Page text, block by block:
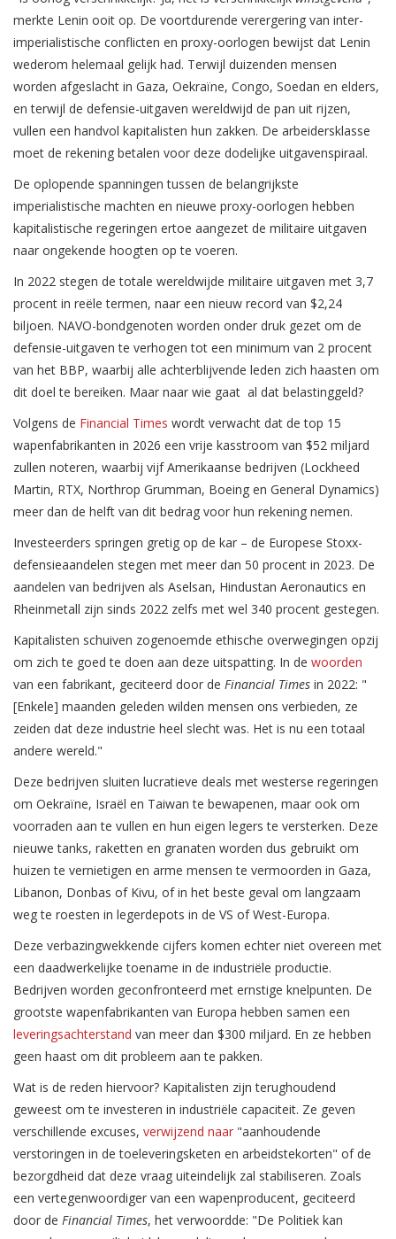
merkte Lenin ooit op. De voortdurende verergering van inter-
imperialistische conflicten en proxy-oorlogen bewijst dat Lenin
wederom helemaal gelijk had. Terwijl duizenden mensen
worden afgeslacht in Gaza, Oekraïne, Congo, Soedan en elders,
en terwijl de defensie-uitgaven wereldwijd de pan uit rijzen,
vullen een handvol kapitalisten hun zakken. De arbeidersklasse
moet de rekening betalen voor deze dodelijke uitgavenspiraal.
De oplopende spanningen tussen de belangrijkste
imperialistische machten en nieuwe proxy-oorlogen hebben
kapitalistische regeringen ertoe aangezet de militaire uitgaven
naar ongekende hoogten op te voeren.
In 2022 stegen de totale wereldwijde militaire uitgaven met 3,7
procent in reële termen, naar een nieuw record van $2,24
biljoen. NAVO-bondgenoten worden onder druk gezet om de
defensie-uitgaven te verhogen tot een minimum van 2 procent
van het BBP, waarbij alle achterblijvende leden zich haasten om
dit doel te bereiken. Maar naar wie gaat al dat belastinggeld?
Volgens de Financial Times wordt verwacht dat de top 15
wapenfabrikanten in 2026 een vrije kasstroom van $52 miljard
zullen noteren, waarbij vijf Amerikaanse bedrijven (Lockheed
Martin, RTX, Northrop Grumman, Boeing en General Dynamics)
meer dan de helft van dit bedrag voor hun rekening nemen.
Investeerders springen gretig op de kar – de Europese Stoxx-
defensieaandelen stegen met meer dan 50 procent in 2023. De
aandelen van bedrijven als Aselsan, Hindustan Aeronautics en
Rheinmetall zijn sinds 2022 zelfs met wel 340 procent gestegen.
Kapitalisten schuiven zogenoemde ethische overwegingen opzij
om zich te goed te doen aan deze uitspatting. In de woorden
van een fabrikant, geciteerd door de Financial Times in 2022: "
[Enkele] maanden geleden wilden mensen ons verbieden, ze
zeiden dat deze industrie heel slecht was. Het is nu een totaal
andere wereld."
Deze bedrijven sluiten lucratieve deals met westerse regeringen
om Oekraïne, Israël en Taiwan te bewapenen, maar ook om
voorraden aan te vullen en hun eigen legers te versterken. Deze
nieuwe tanks, raketten en granaten worden dus gebruikt om
huizen te vernietigen en arme mensen te vermoorden in Gaza,
Libanon, Donbas of Kivu, of in het beste geval om langzaam
weg te roesten in legerdepots in de VS of West-Europa.
Deze verbazingwekkende cijfers komen echter niet overeen met
een daadwerkelijke toename in de industriële productie.
Bedrijven worden geconfronteerd met ernstige knelpunten. De
grootste wapenfabrikanten van Europa hebben samen een
leveringsachterstand van meer dan $300 miljard. En ze hebben
geen haast om dit probleem aan te pakken.
Wat is de reden hiervoor? Kapitalisten zijn terughoudend
geweest om te investeren in industriële capaciteit. Ze geven
verschillende excuses, verwijzend naar "aanhoudende
verstoringen in de toeleveringsketen en arbeidstekorten" of de
bezorgdheid dat deze vraag uiteindelijk zal stabiliseren. Zoals
een vertegenwoordiger van een wapenproducent, geciteerd
door de Financial Times, het verwoordde: "De Politiek kan